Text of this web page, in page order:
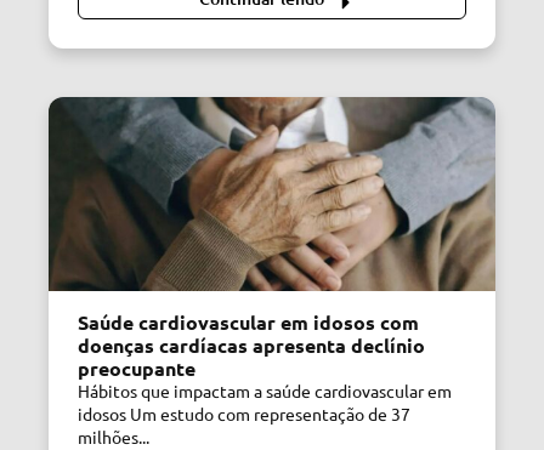
Saúde cardiovascular em idosos com
doenças cardíacas apresenta declínio
preocupante
Hábitos que impactam a saúde cardiovascular em
idosos Um estudo com representação de 37
milhões...